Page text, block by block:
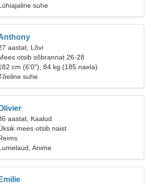
suhe
aastat, Lõvi
otsib sõbrannat 26-28
cm (6'0"), 84 kg (185 naela)
suhe
aastat, Kaalud
mees otsib naist
Anime
Emilie